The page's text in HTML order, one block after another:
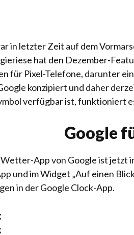
in letzter Zeit auf dem
hat den Dezember-
für Pixel-Telefone, darunter
konzipiert und daher
verfügbar ist, funktioniert
Google
App von Google ist jetzt
und im Widget „Auf einen
in der Google Clock-App.